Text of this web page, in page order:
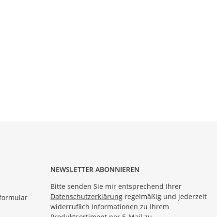
NEWSLETTER ABONNIEREN
Bitte senden Sie mir entsprechend Ihrer
Datenschutzerklärung regelmäßig und jederzeit
widerruflich Informationen zu Ihrem